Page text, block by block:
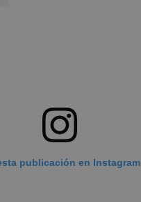
publicación en Instagram